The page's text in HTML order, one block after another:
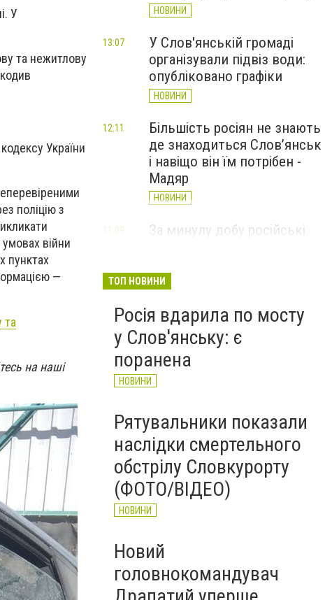
У
та нежитлову
України
поліцію з
війни
пунктах
—
та
на наші
НОВИНИ
У Слов'янській громаді
організували підвіз води:
опубліковано графіки
НОВИНИ
13:07
Більшість росіян не знають
де знаходиться Слов’янськ
і навіщо він їм потрібен -
Мадяр
НОВИНИ
12:11
За минулу добу російські
великої війни: 6 серпня
11:09
ТОП НОВИНИ
Росія вдарила по мосту
у Слов'янську: є
поранена
НОВИНИ
Рятувальники показали
наслідки смертельного
обстрілу Словкурорту
(ФОТО/ВІДЕО)
НОВИНИ
Новий
головнокомандувач